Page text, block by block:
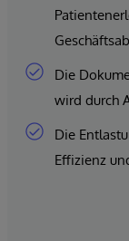
Die
wird durch
Die
Effizienz